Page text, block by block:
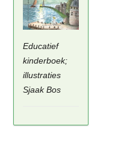
Educatief
kinderboek;
illustraties
Sjaak Bos